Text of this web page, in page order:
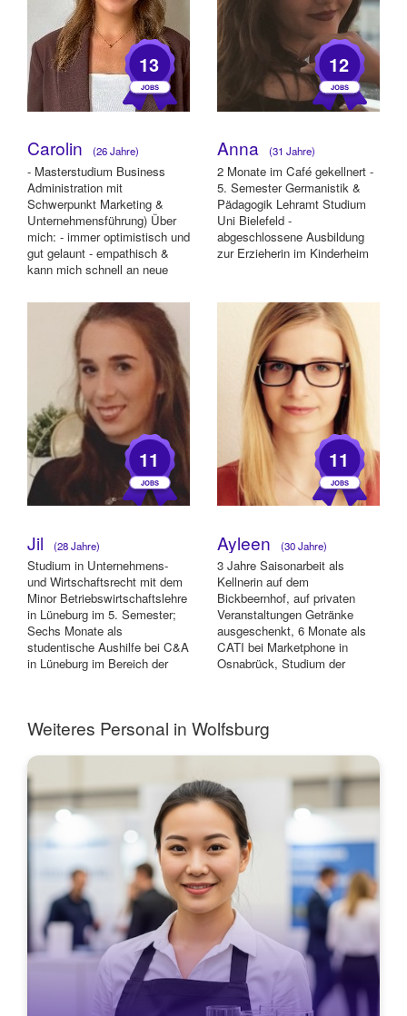
13
Carolin (26 Jahre)
- Masterstudium Business
Administration mit
Schwerpunkt Marketing &
Unternehmensführung) Über
mich: - immer optimistisch und
gut gelaunt - empathisch &
kann mich schnell an neue
12
Anna (31 Jahre)
2 Monate im Café gekellnert -
5. Semester Germanistik &
Pädagogik Lehramt Studium
Uni Bielefeld -
abgeschlossene Ausbildung
zur Erzieherin im Kinderheim
11
Jil (28 Jahre)
Studium in Unternehmens-
und Wirtschaftsrecht mit dem
Minor Betriebswirtschaftslehre
in Lüneburg im 5. Semester;
Sechs Monate als
studentische Aushilfe bei C&A
in Lüneburg im Bereich der
11
Ayleen (30 Jahre)
3 Jahre Saisonarbeit als
Kellnerin auf dem
Bickbeernhof, auf privaten
Veranstaltungen Getränke
ausgeschenkt, 6 Monate als
CATI bei Marketphone in
Osnabrück, Studium der
Weiteres Personal in Wolfsburg